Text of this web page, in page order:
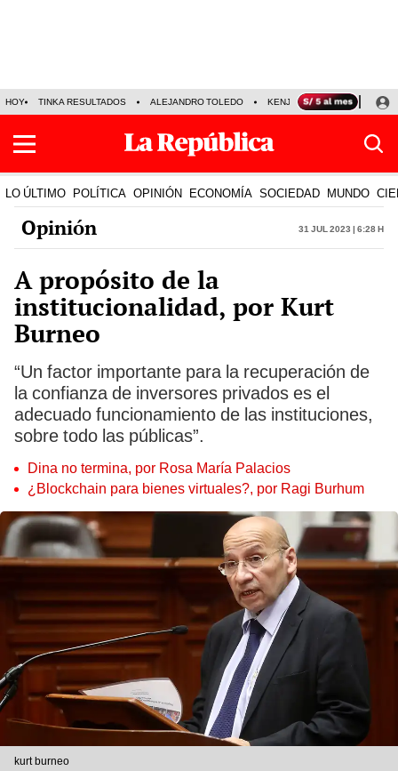
HOY TINKA RESULTADOS ALEJANDRO TOLEDO KENJI FUJIMORI
LO ÚLTIMO POLÍTICA OPINIÓN ECONOMÍA SOCIEDAD MUNDO
Opinión 31 Jul 2023 | 6:28 h
A propósito de la
institucionalidad, por Kurt
Burneo
“Un factor importante para la recuperación de
la confianza de inversores privados es el
adecuado funcionamiento de las instituciones,
sobre todo las públicas”.
Dina no termina, por Rosa María Palacios
¿Blockchain para bienes virtuales?, por Ragi Burhum
kurt burneo